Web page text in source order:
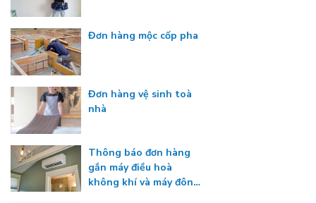
Đơn hàng mộc cốp pha
Đơn hàng vệ sinh toà
nhà
Thông báo đơn hàng
gắn máy điều hoà
không khí và máy đông